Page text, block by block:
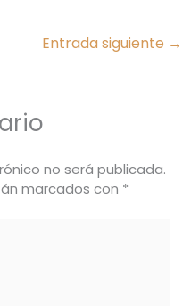
Entrada siguiente →
no será publicada.
marcados con *